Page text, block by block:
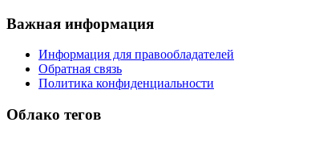
Важная информация
Информация для правообладателей
Обратная связь
Политика конфиденциальности
Облако тегов